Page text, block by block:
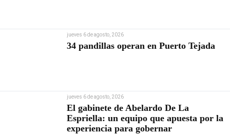
jueves 6 de agosto, 2026
34 pandillas operan en Puerto Tejada
jueves 6 de agosto, 2026
El gabinete de Abelardo De La
Espriella: un equipo que apuesta por la
experiencia para gobernar